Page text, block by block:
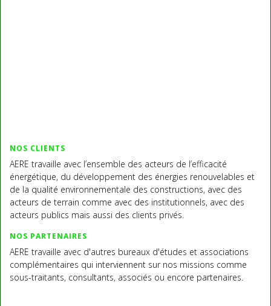
NOS CLIENTS
AERE travaille avec l’ensemble des acteurs de l’efficacité
énergétique, du développement des énergies renouvelables et
de la qualité environnementale des constructions, avec des
acteurs de terrain comme avec des institutionnels, avec des
acteurs publics mais aussi des clients privés.
NOS PARTENAIRES
AERE travaille avec d'autres bureaux d'études et associations
complémentaires qui interviennent sur nos missions comme
sous-traitants, consultants, associés ou encore partenaires.